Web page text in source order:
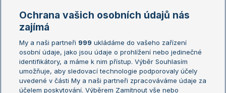
Žebříčky
Žebříček ATP (muži)
Žebříček WTA (ženy)
Sázkařský žebříček
Australian Open
French Open
Wimbledon
US Open
Ochrana vašich osobních údajů nás
zajímá
My a naši partneři 999 ukládáme do vašeho zařízení
osobní údaje, jako jsou údaje o prohlížení nebo jedinečné
identifikátory, a máme k nim přístup. Výběr Souhlasím
umožňuje, aby sledovací technologie podporovaly účely
uvedené v části My a naši partneři zpracováváme údaje za
účelem poskytování. Výběrem Zamítnout vše nebo